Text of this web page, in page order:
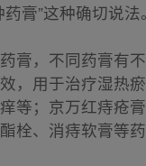
膏”这种确切说法。
膏，不同药膏有
，用于治疗湿热
等；京万红痔疮
栓、消痔软膏等